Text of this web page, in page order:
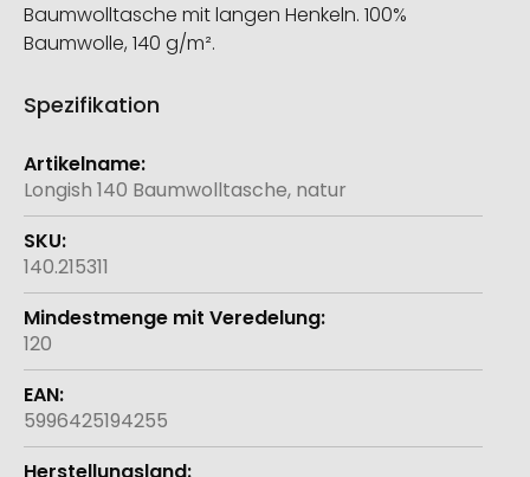
Baumwolltasche mit langen Henkeln. 100%
Baumwolle, 140 g/m².
Spezifikation
Weitere
Informationen
Longish 140 Baumwolltasche, natur
140.215311
120
5996425194255